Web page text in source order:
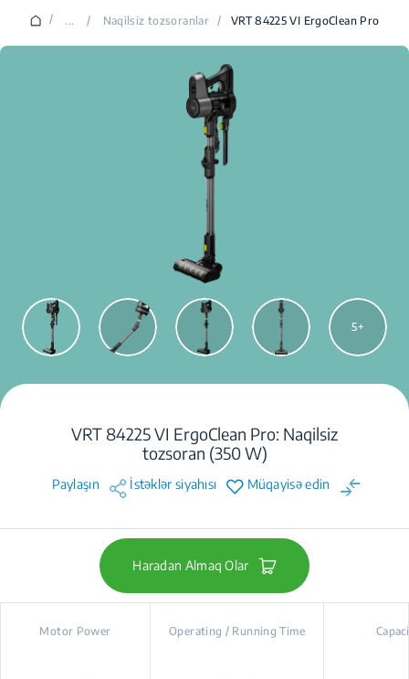
/ ... / Naqilsiz tozsoranlar / VRT 84225 VI ErgoClean Pro
5
VRT 84225 VI ErgoClean Pro: Naqilsiz
tozsoran (350 W)
Paylaşın İstəklər siyahısı Müqayisə edin
Haradan Almaq Olar
Motor Power Operating / Running Time